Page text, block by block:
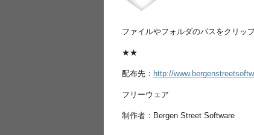
ファイルやフォルダのパスをクリッ
★★
配布先： http://
フリーウェア
制作者：Bergen Street Software